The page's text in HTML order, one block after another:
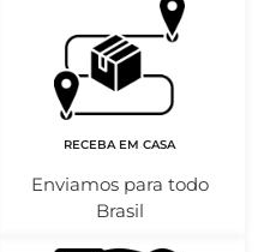
RECEBA EM CASA
Enviamos para todo
Brasil